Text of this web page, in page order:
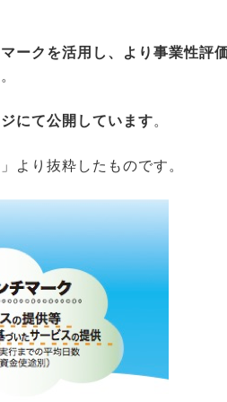
ークを活用し、より事業性評
にて公開しています。
より抜粋したものです。